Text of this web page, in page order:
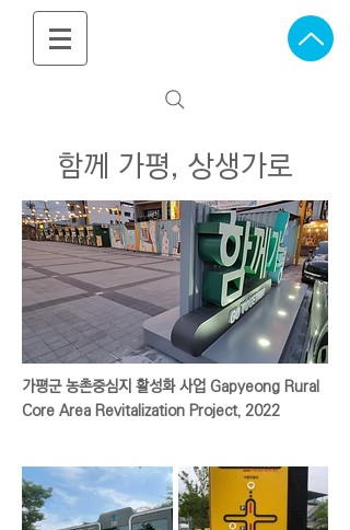
함께 가평, 상생가로
가평군 농촌중심지 활성화 사업 Gapyeong Rural
Core Area Revitalization Project, 2022